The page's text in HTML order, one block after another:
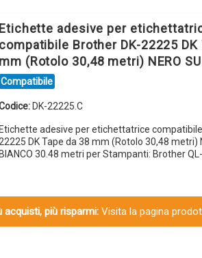
Etichette adesive per
compatibile Brother DK-22225 DK
mm (Rotolo 30,48 metri) NERO
Compatibile
DK-22225.C
Etichette adesive per etichettatrice
22225 DK Tape da 38 mm (Rotolo 30,48 metri)
BIANCO 30.48 metri per Stampanti: Brother
acquisti, più risparmi:Visita la pagina